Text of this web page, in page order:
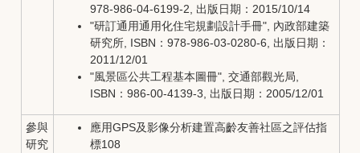
978-986-04-6199-2, 出版日期：2015/10/14
"研訂通用通用化住宅規劃設計手冊", 內政部建築
研究所, ISBN：978-986-03-0280-6, 出版日期：
2011/12/01
"風景區公共工程基本圖冊", 交通部觀光局,
ISBN：986-00-4139-3, 出版日期：2005/12/01
參與
研究
應用GPS及影像分析建置高齡友善社區之評估指
標108